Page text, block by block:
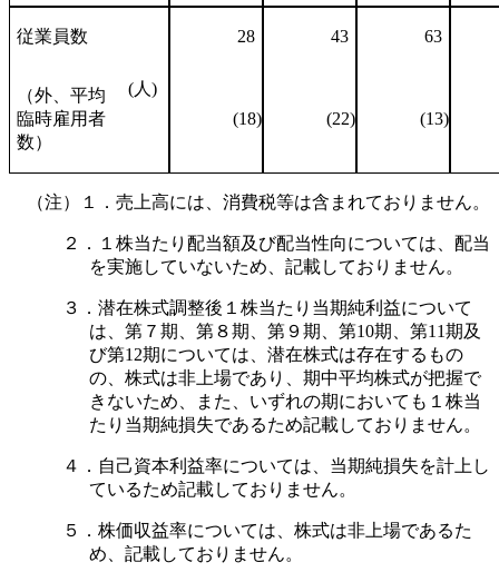
従業員数
(人)
28 43 63
（外、平均
臨時雇用者
数）
(18) (22) (13)
（注）１．売上高には、消費税等は含まれておりません。
２．１株当たり配当額及び配当性向については、配当
を実施していないため、記載しておりません。
３．潜在株式調整後１株当たり当期純利益について
は、第７期、第８期、第９期、第10期、第11期及
び第12期については、潜在株式は存在するもの
の、株式は非上場であり、期中平均株式が把握で
きないため、また、いずれの期においても１株当
たり当期純損失であるため記載しておりません。
４．自己資本利益率については、当期純損失を計上し
ているため記載しておりません。
５．株価収益率については、株式は非上場であるた
め、記載しておりません。